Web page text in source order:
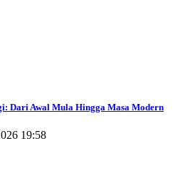
Dari Awal Mula Hingga Masa Modern
19:58